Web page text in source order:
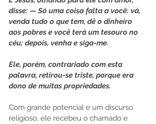
disse: — Só uma coisa falta a você: vá,
venda tudo o que tem, dê o dinheiro
aos pobres e você terá um tesouro no
céu; depois, venha e siga-me.
Ele, porém, contrariado com esta
palavra, retirou-se triste, porque era
dono de muitas propriedades.
Com grande potencial e um discurso
religioso, ele recebeu o chamado e